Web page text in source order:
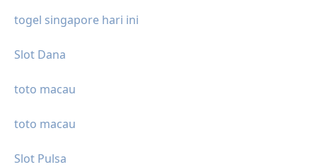
togel singapore hari ini
Slot Dana
toto macau
toto macau
Slot Pulsa